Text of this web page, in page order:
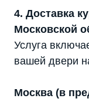
4. Доставка
Московской
Услуга
вашей двери
Москва (в